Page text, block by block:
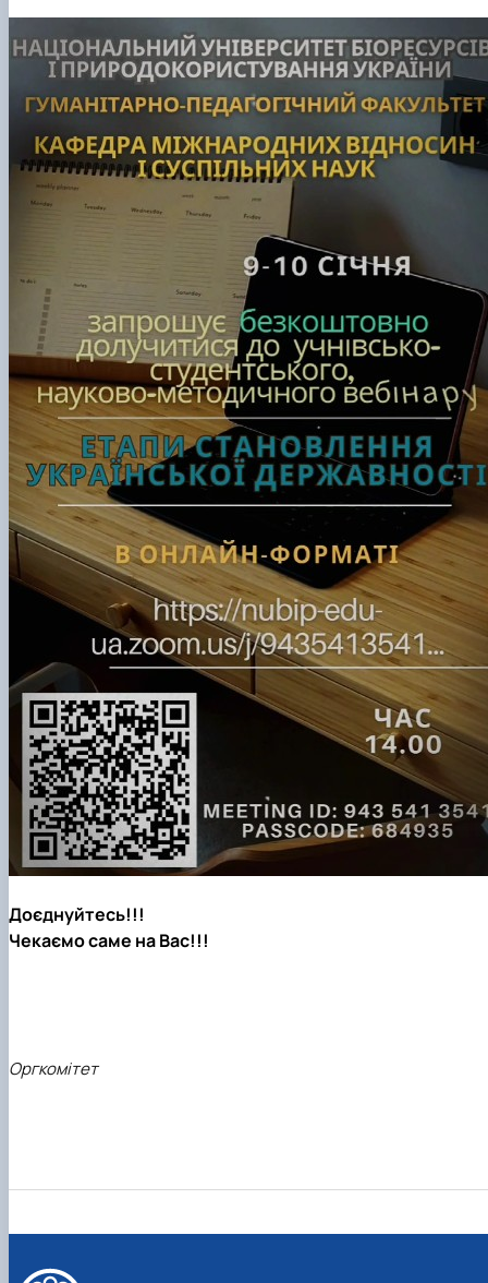
Доєднуйтесь!!!
Чекаємо саме на Вас!!!
Оргкомітет